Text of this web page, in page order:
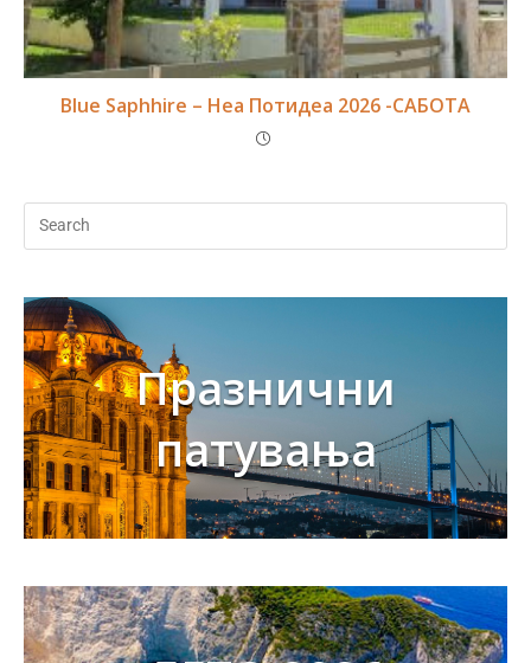
Blue Saphhire – Неа Потидеа 2026 -САБОТА
Празнични
патувања